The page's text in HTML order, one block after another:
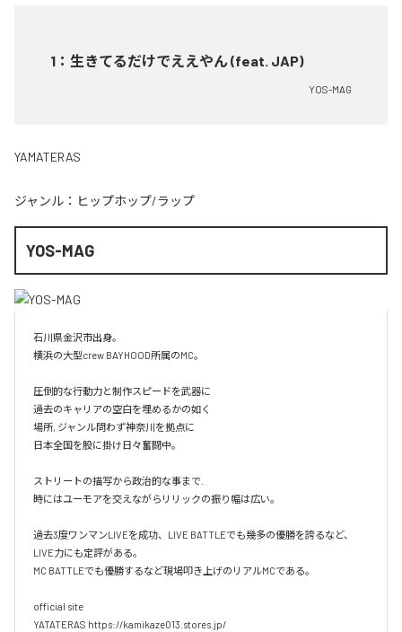
1 ： 生きてるだけでええやん (feat. JAP)
YOS-MAG
YAMATERAS
ジャンル： ヒップホップ/ラップ
YOS-MAG
石川県金沢市出身。
横浜の大型crew BAYHOOD所属のMC。
圧倒的な行動力と制作スピードを武器に
過去のキャリアの空白を埋めるかの如く
場所, ジャンル問わず神奈川を拠点に
日本全国を股に掛け日々奮闘中。
ストリートの描写から政治的な事まで.
時にはユーモアを交えながらリリックの振り幅は広い。
過去3度ワンマンLIVEを成功、LIVE BATTLEでも幾多の優勝を誇るなど、
LIVE力にも定評がある。
MC BATTLEでも優勝するなど現場叩き上げのリアルMCである。
official site
YATATERAS https://kamikaze013.stores.jp/